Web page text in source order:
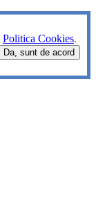
Politica Cookies.
Da, sunt de acord